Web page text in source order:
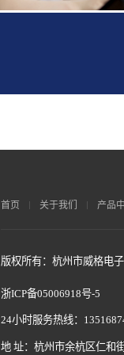
首页 关于我们 产品
版权所有：杭州市威格电
浙ICP备05006918号-5
24小时服务热线：
地 址：杭州市余杭区仁和